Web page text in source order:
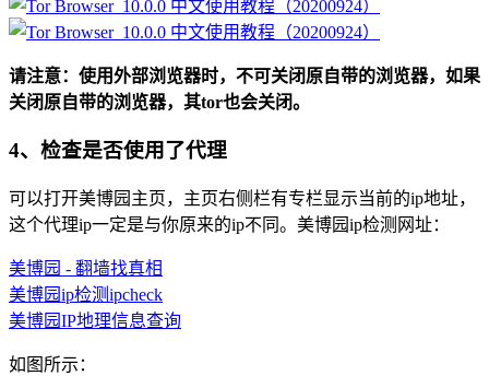
请注意：使用外部浏览器时，不可关闭原自带的浏览器，如果
关闭原自带的浏览器，其tor也会关闭。
4、检查是否使用了代理
可以打开美博园主页，主页右侧栏有专栏显示当前的ip地址，
这个代理ip一定是与你原来的ip不同。美博园ip检测网址：
美博园 - 翻墙找真相
美博园ip检测ipcheck
美博园IP地理信息查询
如图所示：